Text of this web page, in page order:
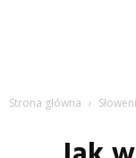
Strona główna